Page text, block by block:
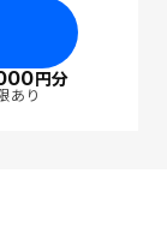
円分
あり